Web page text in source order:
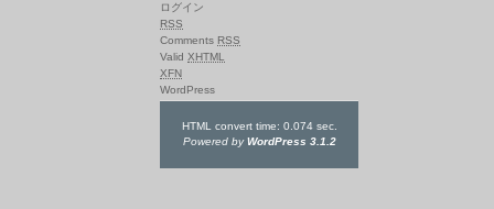
ログイン
RSS
Comments RSS
Valid XHTML
XFN
WordPress
HTML convert time: 0.074 sec.
Powered byWordPress 3.1.2